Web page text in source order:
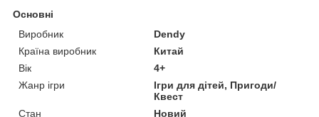
Основні
Виробник
Dendy
Країна виробник
Китай
Вік
4+
Жанр ігри
Ігри для дітей, Пригоди/
Квест
Стан
Новий